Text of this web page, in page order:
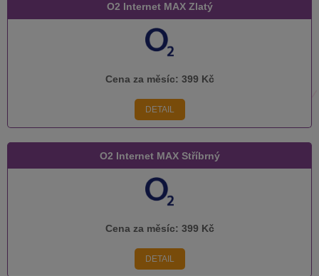
O2 Internet MAX Zlatý
Cena za měsíc: 399 Kč
DETAIL
O2 Internet MAX Stříbrný
Cena za měsíc: 399 Kč
DETAIL